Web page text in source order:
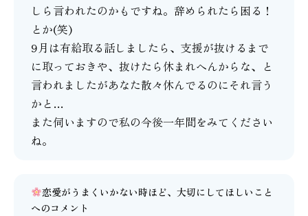
しら言われたのかもですね。辞められたら困る！
とか(笑)
9月は有給取る話しましたら、支援が抜けるまで
に取っておきや、抜けたら休まれへんからな、と
言われましたがあなた散々休んでるのにそれ言う
かと…
また伺いますので私の今後一年間をみてください
ね。
恋愛がうまくいかない時ほど、大切にしてほしいこと
へのコメント